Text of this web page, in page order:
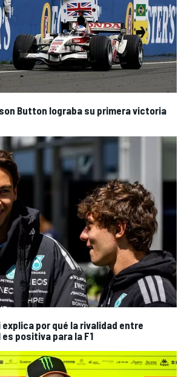
Button lograba su primera victoria
por qué la rivalidad entre
positiva para la F1